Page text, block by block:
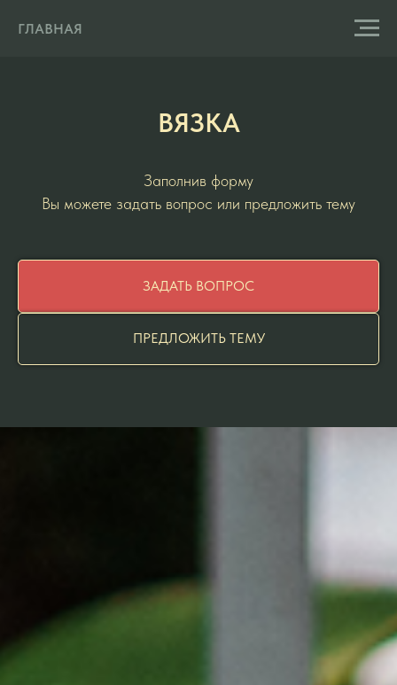
ГЛАВНАЯ
ВЯЗКА
Заполнив форму
Вы можете задать вопрос или предложить тему
ЗАДАТЬ ВОПРОС
ПРЕДЛОЖИТЬ ТЕМУ